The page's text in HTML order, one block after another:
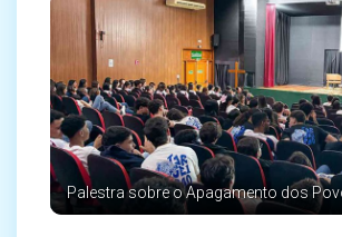
Palestra sobre o Apagamento dos